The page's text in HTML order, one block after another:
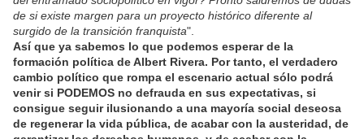
de si existe margen para un proyecto histórico diferente al
surgido de la transición franquista".
Así que ya sabemos lo que podemos esperar de la
formación política de Albert Rivera. Por tanto, el verdadero
cambio político que rompa el escenario actual sólo podrá
venir si PODEMOS no defrauda en sus expectativas, si
consigue seguir ilusionando a una mayoría social deseosa
de regenerar la vida pública, de acabar con la austeridad, de